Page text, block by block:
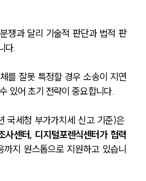
쟁과 달리 기술적 판단과 법적 판
다.
를 잘못 특정할 경우 소송이 지연
있어 초기 전략이 중요합니다.
국세청 부가가치세 신고 기준)은
사센터, 디지털포렌식센터가 협력
지 원스톱으로 지원하고 있습니